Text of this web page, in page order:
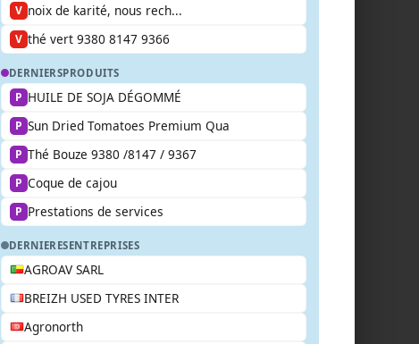
V noix de karité, nous rech...
V thé vert 9380 8147 9366
DERNIERSPRODUITS
P HUILE DE SOJA DÉGOMMÉ
P Sun Dried Tomatoes Premium Qua
P Thé Bouze 9380 /8147 / 9367
P Coque de cajou
P Prestations de services
DERNIERESENTREPRISES
AGROAV SARL
BREIZH USED TYRES INTER
Agronorth